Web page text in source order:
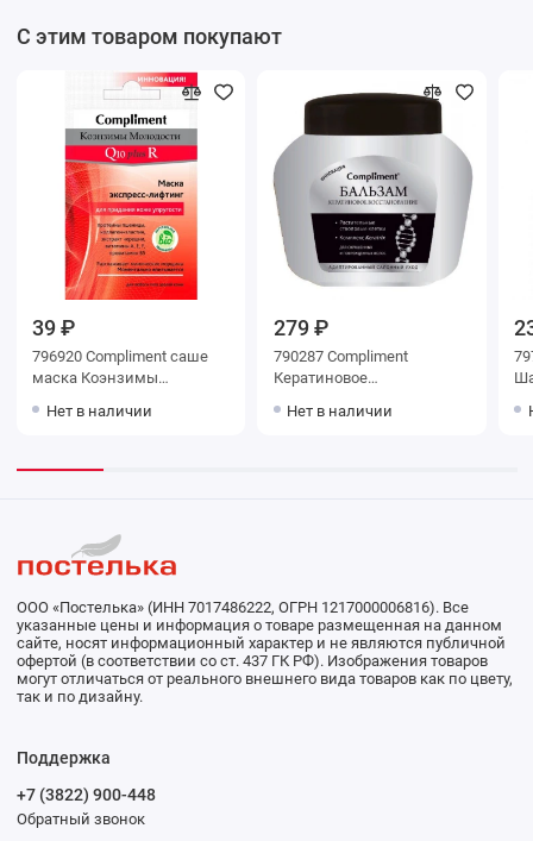
С этим товаром покупают
39 ₽
796920 Compliment саше
маска Коэнзимы
Экспресс-лифтинг для
Нет в наличии
279 ₽
790287 Compliment
Кератиновое
для окрашен. и поврежд.
Нет в наличии
ООО «Постелька» (ИНН 7017486222, ОГРН 1217000006816). Все
указанные цены и информация о товаре размещенная на данном
сайте, носят информационный характер и не являются публичной
офертой (в соответствии со ст. 437 ГК РФ). Изображения товаров
могут отличаться от реального внешнего вида товаров как по цвету,
так и по дизайну.
Поддержка
+7 (3822) 900-448
Обратный звонок